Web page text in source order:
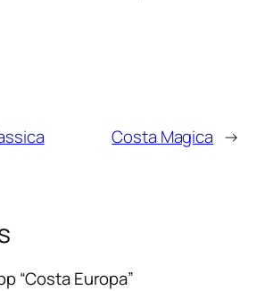
Costa Magica →
“Costa Europa”